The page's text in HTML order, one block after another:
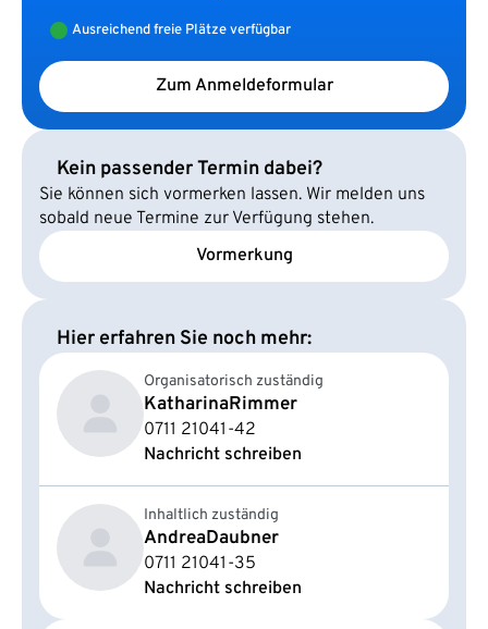
Ausreichend freie Plätze verfügbar
Zum Anmeldeformular
Kein passender Termin dabei?
Sie können sich vormerken lassen. Wir melden uns
sobald neue Termine zur Verfügung stehen.
Vormerkung
Hier erfahren Sie noch mehr:
Organisatorisch zuständig
KatharinaRimmer
0711 21041-42
Nachricht schreiben
Inhaltlich zuständig
AndreaDaubner
0711 21041-35
Nachricht schreiben